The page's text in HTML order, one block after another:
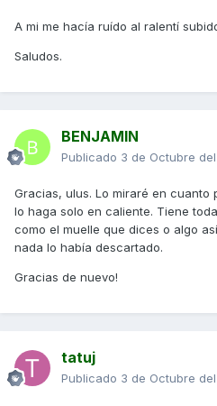
A mi me hacía ruído al ralentí
Saludos.
BENJAMIN
Publicado 3 de Octubre del
Gracias, ulus. Lo miraré en cuanto
lo haga solo en caliente. Tiene
como el muelle que dices o algo
nada lo había descartado.
Gracias de nuevo!
tatuj
Publicado 3 de Octubre del